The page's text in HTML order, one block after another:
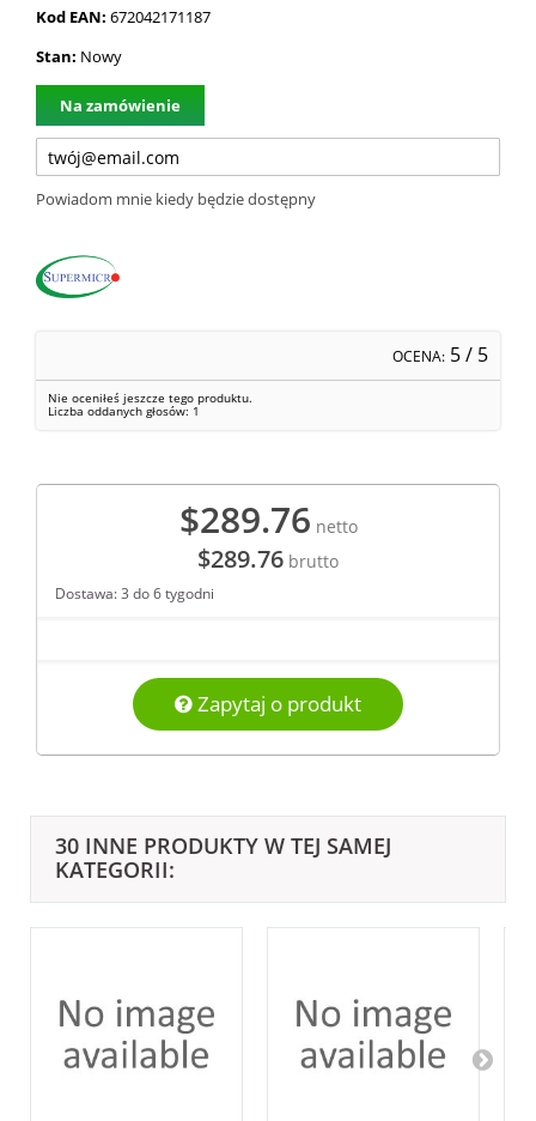
Kod EAN: 672042171187
Stan: Nowy
Na zamówienie
Powiadom mnie kiedy będzie dostępny
OCENA: 5/ 5
Nie oceniłeś jeszcze tego produktu.
Liczba oddanych głosów: 1
$289.76 netto
$289.76 brutto
Dostawa: 3 do 6 tygodni
Zapytaj o produkt
30 INNE PRODUKTY W TEJ SAMEJ
KATEGORII: